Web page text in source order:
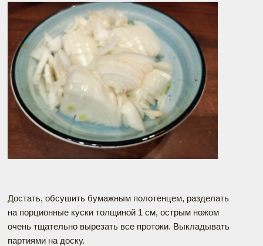
Достать, обсушить бумажным полотенцем, разделать
на порционные куски толщиной 1 см, острым ножом
очень тщательно вырезать все протоки. Выкладывать
партиями на доску.